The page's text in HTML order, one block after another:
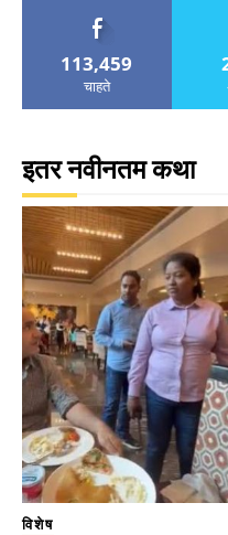
113,459
चाहते
इतर नवीनतम कथा
विशेष